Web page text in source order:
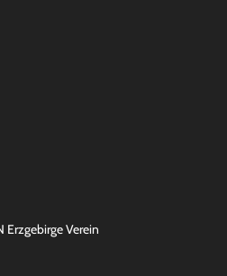
Erzgebirge Verein